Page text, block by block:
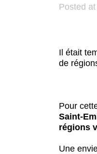
Posted
Il était
de
Pour
Saint-
régions
Une